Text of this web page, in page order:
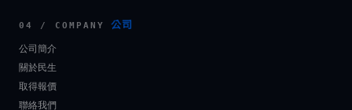
04 / COMPANY 公司
公司簡介
關於民生
取得報價
聯絡我們